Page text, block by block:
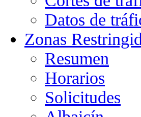
Datos de
Zonas
Resumen
Horarios
Solicitudes